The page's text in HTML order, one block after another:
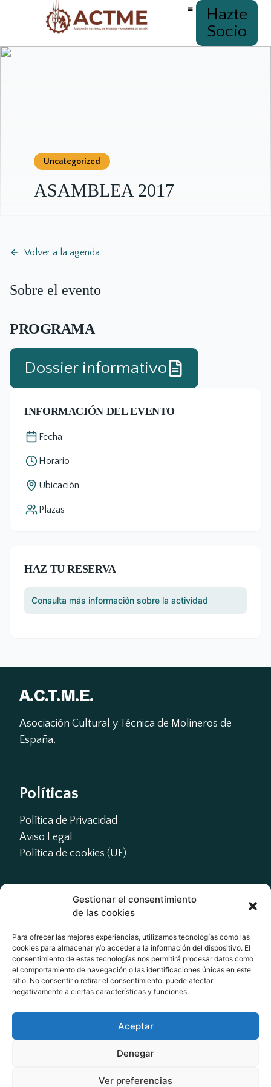
Gestionar el consentimiento
de las cookies
Para ofrecer las mejores experiencias, utilizamos tecnologías como las
cookies para almacenar y/o acceder a la información del dispositivo. El
consentimiento de estas tecnologías nos permitirá procesar datos como
el comportamiento de navegación o las identificaciones únicas en este
sitio. No consentir o retirar el consentimiento, puede afectar
negativamente a ciertas características y funciones.
Aceptar
Denegar
Ver preferencias
Hazte
Socio
Uncategorized
ASAMBLEA 2017
Volver a la agenda
Sobre el evento
PROGRAMA
Dossier informativo
INFORMACIÓN DEL EVENTO
Fecha
Horario
Ubicación
Plazas
HAZ TU RESERVA
Consulta más información sobre la actividad
A.C.T.M.E.
Asociación Cultural y Técnica de Molineros de
España.
Políticas
Política de Privacidad
Aviso Legal
Política de cookies (UE)
Contacto
presidente@actme.es
administracion@actme.es
+34 647 66 63 18
Redes Sociales